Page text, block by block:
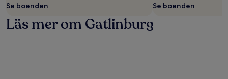
Se boenden Se boenden
Läs mer om Gatlinburg